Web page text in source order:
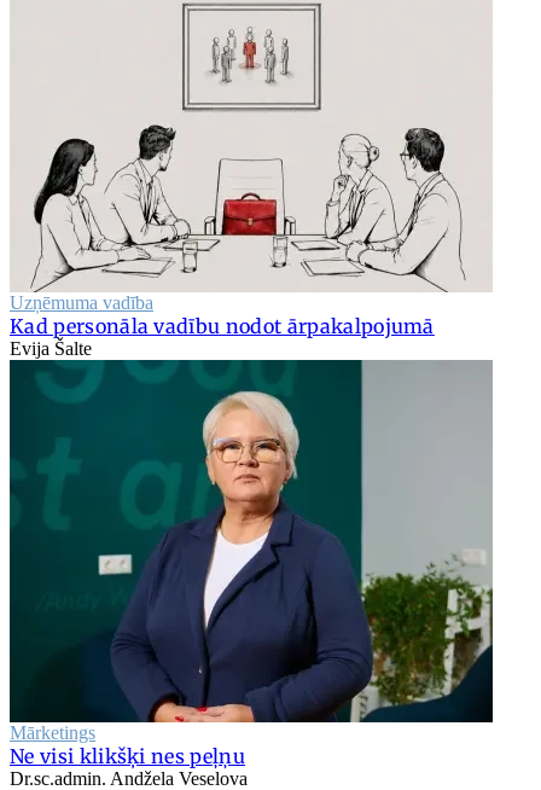
Uzņēmuma vadība
Kad personāla vadību nodot ārpakalpojumā
Evija Šalte
Mārketings
Ne visi klikšķi nes peļņu
Dr.sc.admin. Andžela Veselova